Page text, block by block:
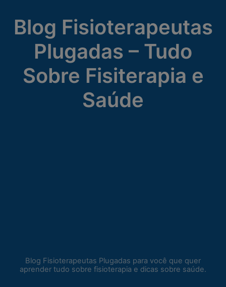
Blog Fisioterapeutas
Plugadas – Tudo
Sobre Fisiterapia e
Saúde
Blog Fisioterapeutas Plugadas para você que quer
aprender tudo sobre fisioterapia e dicas sobre saúde.